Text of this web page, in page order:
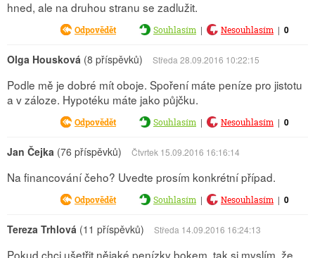
hned, ale na druhou stranu se zadlužit.
Odpovědět Souhlasím | Nesouhlasím | 0
Olga Housková (8 příspěvků) Středa 28.09.2016 10:22:15
Podle mě je dobré mít oboje. Spoření máte peníze pro jistotu
a v záloze. Hypotéku máte jako půjčku.
Odpovědět Souhlasím | Nesouhlasím | 0
Jan Čejka (76 příspěvků) Čtvrtek 15.09.2016 16:16:14
Na financování čeho? Uvedte prosím konkrétní případ.
Odpovědět Souhlasím | Nesouhlasím | 0
Tereza Trhlová (11 příspěvků) Středa 14.09.2016 16:24:13
Pokud chci ušetřit nějaké penízky bokem, tak si myslím, že